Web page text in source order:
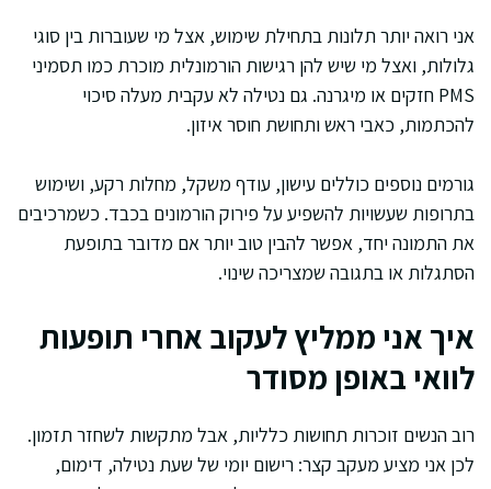
אני רואה יותר תלונות בתחילת שימוש, אצל מי שעוברות בין סוגי
גלולות, ואצל מי שיש להן רגישות הורמונלית מוכרת כמו תסמיני
PMS חזקים או מיגרנה. גם נטילה לא עקבית מעלה סיכוי
להכתמות, כאבי ראש ותחושת חוסר איזון.
גורמים נוספים כוללים עישון, עודף משקל, מחלות רקע, ושימוש
בתרופות שעשויות להשפיע על פירוק הורמונים בכבד. כשמרכיבים
את התמונה יחד, אפשר להבין טוב יותר אם מדובר בתופעת
הסתגלות או בתגובה שמצריכה שינוי.
איך אני ממליץ לעקוב אחרי תופעות
לוואי באופן מסודר
רוב הנשים זוכרות תחושות כלליות, אבל מתקשות לשחזר תזמון.
לכן אני מציע מעקב קצר: רישום יומי של שעת נטילה, דימום,